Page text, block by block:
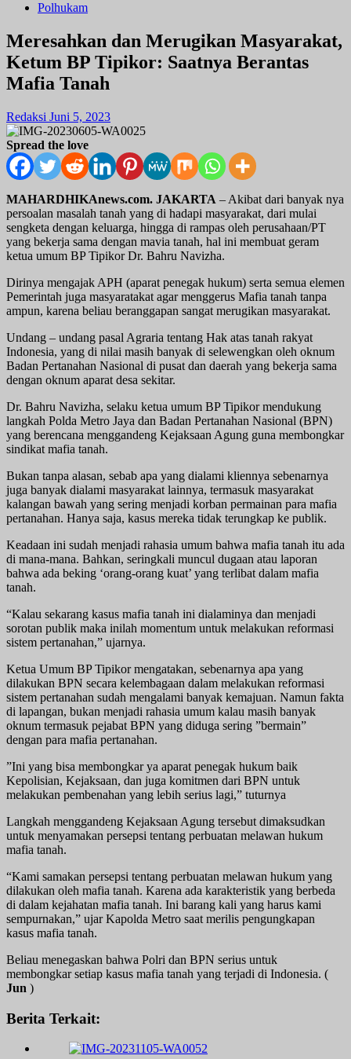
Polhukam
Meresahkan dan Merugikan Masyarakat,
Ketum BP Tipikor: Saatnya Berantas
Mafia Tanah
Redaksi Juni 5, 2023
Spread the love
MAHARDHIKAnews.com. JAKARTA – Akibat dari banyak nya
persoalan masalah tanah yang di hadapi masyarakat, dari mulai
sengketa dengan keluarga, hingga di rampas oleh perusahaan/PT
yang bekerja sama dengan mavia tanah, hal ini membuat geram
ketua umum BP Tipikor Dr. Bahru Navizha.
Dirinya mengajak APH (aparat penegak hukum) serta semua elemen
Pemerintah juga masyaratakat agar menggerus Mafia tanah tanpa
ampun, karena beliau beranggapan sangat merugikan masyarakat.
Undang – undang pasal Agraria tentang Hak atas tanah rakyat
Indonesia, yang di nilai masih banyak di selewengkan oleh oknum
Badan Pertanahan Nasional di pusat dan daerah yang bekerja sama
dengan oknum aparat desa sekitar.
Dr. Bahru Navizha, selaku ketua umum BP Tipikor mendukung
langkah Polda Metro Jaya dan Badan Pertanahan Nasional (BPN)
yang berencana menggandeng Kejaksaan Agung guna membongkar
sindikat mafia tanah.
Bukan tanpa alasan, sebab apa yang dialami kliennya sebenarnya
juga banyak dialami masyarakat lainnya, termasuk masyarakat
kalangan bawah yang sering menjadi korban permainan para mafia
pertanahan. Hanya saja, kasus mereka tidak terungkap ke publik.
Keadaan ini sudah menjadi rahasia umum bahwa mafia tanah itu ada
di mana-mana. Bahkan, seringkali muncul dugaan atau laporan
bahwa ada beking ‘orang-orang kuat’ yang terlibat dalam mafia
tanah.
“Kalau sekarang kasus mafia tanah ini dialaminya dan menjadi
sorotan publik maka inilah momentum untuk melakukan reformasi
sistem pertanahan,” ujarnya.
Ketua Umum BP Tipikor mengatakan, sebenarnya apa yang
dilakukan BPN secara kelembagaan dalam melakukan reformasi
sistem pertanahan sudah mengalami banyak kemajuan. Namun fakta
di lapangan, bukan menjadi rahasia umum kalau masih banyak
oknum termasuk pejabat BPN yang diduga sering ”bermain”
dengan para mafia pertanahan.
”Ini yang bisa membongkar ya aparat penegak hukum baik
Kepolisian, Kejaksaan, dan juga komitmen dari BPN untuk
melakukan pembenahan yang lebih serius lagi,” tuturnya
Langkah menggandeng Kejaksaan Agung tersebut dimaksudkan
untuk menyamakan persepsi tentang perbuatan melawan hukum
mafia tanah.
“Kami samakan persepsi tentang perbuatan melawan hukum yang
dilakukan oleh mafia tanah. Karena ada karakteristik yang berbeda
di dalam kejahatan mafia tanah. Ini barang kali yang harus kami
sempurnakan,” ujar Kapolda Metro saat merilis pengungkapan
kasus mafia tanah.
Beliau menegaskan bahwa Polri dan BPN serius untuk
membongkar setiap kasus mafia tanah yang terjadi di Indonesia. (
Jun )
Berita Terkait: